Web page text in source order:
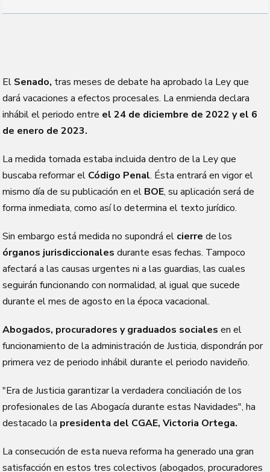
El Senado, tras meses de debate ha aprobado la Ley que
dará vacaciones a efectos procesales. La enmienda declara
inhábil el periodo entre el 24 de diciembre de 2022 y el 6
de enero de 2023.
La medida tomada estaba incluida dentro de la Ley que
buscaba reformar el Código Penal. Ésta entrará en vigor el
mismo día de su publicación en el BOE, su aplicación será de
forma inmediata, como así lo determina el texto jurídico.
Sin embargo está medida no supondrá el cierre de los
órganos jurisdiccionales durante esas fechas. Tampoco
afectará a las causas urgentes ni a las guardias, las cuales
seguirán funcionando con normalidad, al igual que sucede
durante el mes de agosto en la época vacacional.
Abogados, procuradores y graduados sociales en el
funcionamiento de la administración de Justicia, dispondrán por
primera vez de periodo inhábil durante el periodo navideño.
"Era de Justicia garantizar la verdadera conciliación de los
profesionales de las Abogacía durante estas Navidades", ha
destacado la presidenta del CGAE, Victoria Ortega.
La consecución de esta nueva reforma ha generado una gran
satisfacción en estos tres colectivos (abogados, procuradores